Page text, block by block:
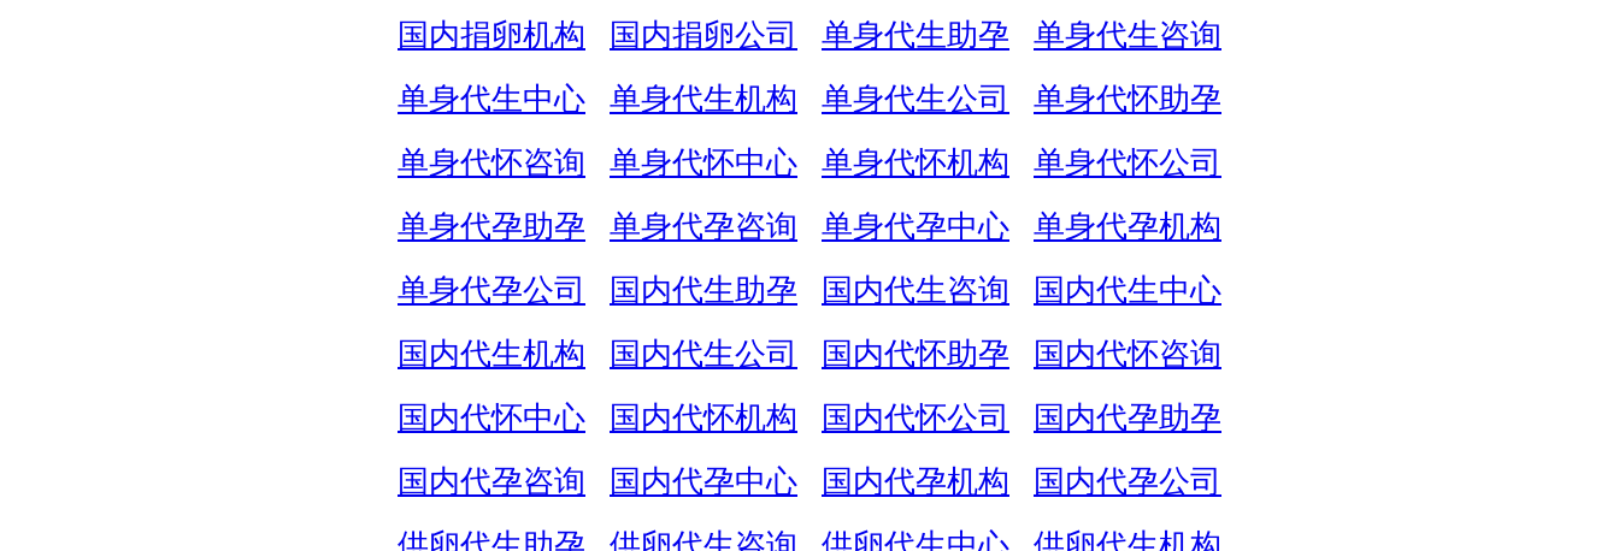
国内捐卵机构
国内捐卵公司 单身代生助孕
单身代生咨询
单身代生中心
单身代生机构 单身代生公司
单身代怀助孕
单身代怀咨询
单身代怀中心 单身代怀机构
单身代怀公司
单身代孕助孕
单身代孕咨询 单身代孕中心
单身代孕机构
单身代孕公司
国内代生助孕 国内代生咨询
国内代生中心
国内代生机构
国内代生公司 国内代怀助孕
国内代怀咨询
国内代怀中心
国内代怀机构 国内代怀公司
国内代孕助孕
国内代孕咨询
国内代孕中心 国内代孕机构
国内代孕公司